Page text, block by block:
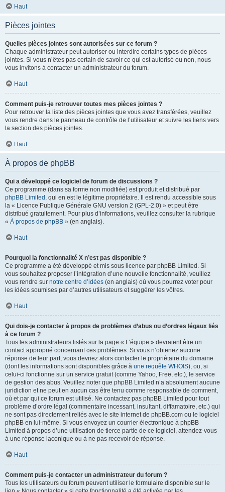
Haut
Pièces jointes
Quelles pièces jointes sont autorisées sur ce forum ?
Chaque administrateur peut autoriser ou interdire certains types de pièces
jointes. Si vous n’êtes pas certain de savoir ce qui est autorisé ou non, nous
vous invitons à contacter un administrateur du forum.
Haut
Comment puis-je retrouver toutes mes pièces jointes ?
Pour retrouver la liste des pièces jointes que vous avez transférées, veuillez
vous rendre dans le panneau de contrôle de l’utilisateur et suivre les liens vers
la section des pièces jointes.
Haut
À propos de phpBB
Qui a développé ce logiciel de forum de discussions ?
Ce programme (dans sa forme non modifiée) est produit et distribué par
phpBB Limited , qui en est le légitime propriétaire. Il est rendu accessible sous
la « Licence Publique Générale GNU version 2 (GPL-2.0) » et peut être
distribué gratuitement. Pour plus d’informations, veuillez consulter la rubrique
« À propos de phpBB » (en anglais).
Haut
Pourquoi la fonctionnalité X n’est pas disponible ?
Ce programme a été développé et mis sous licence par phpBB Limited. Si
vous souhaitez proposer l’intégration d’une nouvelle fonctionnalité, veuillez
vous rendre sur notre centre d’idées (en anglais) où vous pourrez voter pour
les idées soumises par d’autres utilisateurs et suggérer les vôtres.
Haut
Qui dois-je contacter à propos de problèmes d’abus ou d’ordres légaux liés
à ce forum ?
Tous les administrateurs listés sur la page « L’équipe » devraient être un
contact approprié concernant ces problèmes. Si vous n’obtenez aucune
réponse de leur part, vous devriez alors contacter le propriétaire du domaine
(dont les informations sont disponibles grâce à une requête WHOIS), ou, si
celui-ci fonctionne sur un service gratuit (comme Yahoo, Free, etc.), le service
de gestion des abus. Veuillez noter que phpBB Limited n’a absolument aucune
juridiction et ne peut en aucun cas être tenu comme responsable de comment,
où et par qui ce forum est utilisé. Ne contactez pas phpBB Limited pour tout
problème d’ordre légal (commentaire incessant, insultant, diffamatoire, etc.) qui
ne sont pas directement reliés avec le site internet de phpBB.com ou le logiciel
phpBB en lui-même. Si vous envoyez un courrier électronique à phpBB
Limited à propos d’une utilisation de tierce partie de ce logiciel, attendez-vous
à une réponse laconique ou à ne pas recevoir de réponse.
Haut
Comment puis-je contacter un administrateur du forum ?
Tous les utilisateurs du forum peuvent utiliser le formulaire disponible sur le